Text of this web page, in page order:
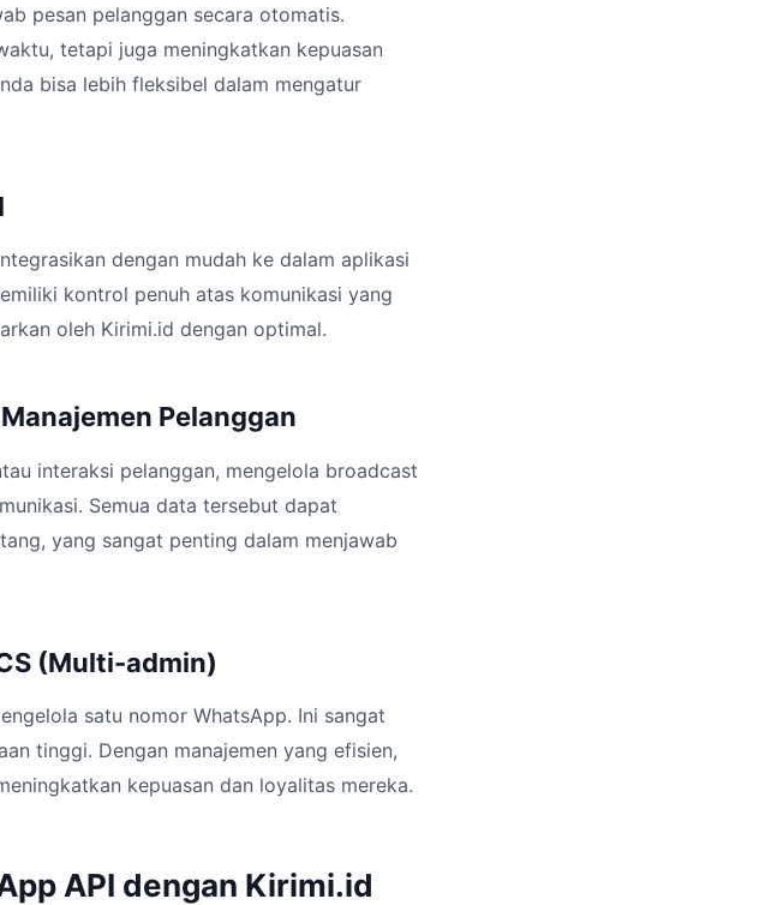
pesan pelanggan secara otomatis.
tetapi juga meningkatkan kepuasan
bisa lebih fleksibel dalam mengatur
dengan mudah ke dalam aplikasi
kontrol penuh atas komunikasi yang
oleh Kirimi.id dengan optimal.
Pelanggan
interaksi pelanggan, mengelola broadcast
Semua data tersebut dapat
yang sangat penting dalam menjawab
(Multi-admin)
satu nomor WhatsApp. Ini sangat
tinggi. Dengan manajemen yang efisien,
kepuasan dan loyalitas mereka.
API dengan Kirimi.id